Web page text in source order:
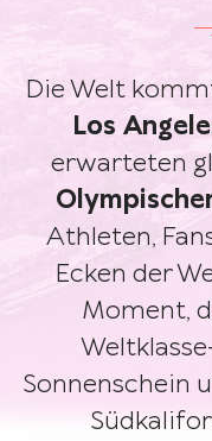
Die Welt
Los
erwarteten
Athleten,
Ecken der
Moment,
Sonnenschein